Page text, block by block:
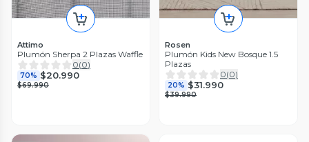
Attimo
Plumón Sherpa 2 Plazas Waffle
0(0)
70% $20.990
$69.990
Rosen
Plumón Kids New Bosque 1.5
Plazas
0(0)
20% $31.990
$39.990